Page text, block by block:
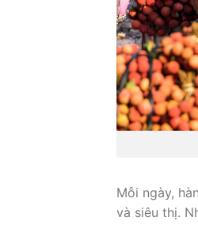
Mỗi ngày,
và siêu thị.